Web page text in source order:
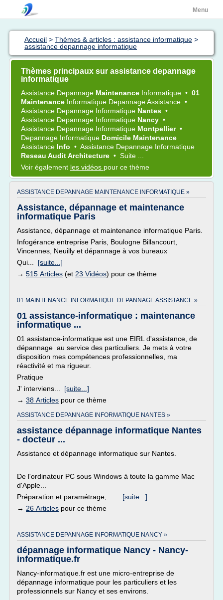
Menu
Accueil > Thèmes & articles : assistance informatique >
assistance depannage informatique
Thèmes principaux sur assistance depannage
informatique
Assistance Depannage Maintenance Informatique • 01
Maintenance Informatique Depannage Assistance •
Assistance Depannage Informatique Nantes •
Assistance Depannage Informatique Nancy •
Assistance Depannage Informatique Montpellier •
Depannage Informatique Domicile Maintenance
Assistance Info • Assistance Depannage Informatique
Reseau Audit Architecture • Suite ...
Voir également les vidéos pour ce thème
ASSISTANCE DEPANNAGE MAINTENANCE INFORMATIQUE »
Assistance, dépannage et maintenance
informatique Paris
Assistance, dépannage et maintenance informatique Paris.
Infogérance entreprise Paris, Boulogne Billancourt,
Vincennes, Neuilly et dépannage à vos bureaux
Qui... [suite...]
→ 515 Articles (et 23 Vidéos) pour ce thème
01 MAINTENANCE INFORMATIQUE DEPANNAGE ASSISTANCE »
01 assistance-informatique : maintenance
informatique ...
01 assistance-informatique est une EIRL d'assistance, de
dépannage au service des particuliers. Je mets à votre
disposition mes compétences professionnelles, ma
réactivité et ma rigueur.
Pratique
J' interviens... [suite...]
→ 38 Articles pour ce thème
ASSISTANCE DEPANNAGE INFORMATIQUE NANTES »
assistance dépannage informatique Nantes
- docteur ...
Assistance et dépannage informatique sur Nantes.
De l'ordinateur PC sous Windows à toute la gamme Mac
d'Apple...
Préparation et paramétrage,...... [suite...]
→ 26 Articles pour ce thème
ASSISTANCE DEPANNAGE INFORMATIQUE NANCY »
dépannage informatique Nancy - Nancy-
informatique.fr
Nancy-informatique.fr est une micro-entreprise de
dépannage informatique pour les particuliers et les
professionnels sur Nancy et ses environs.